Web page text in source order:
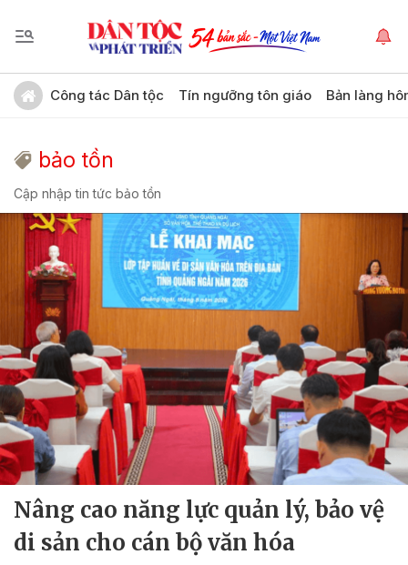
Công tác Dân tộc Tín ngưỡng tôn giáo Bản làng
bảo tồn
Cập nhập tin tức bảo tồn
Nâng cao năng lực quản lý, bảo vệ
di sản cho cán bộ văn hóa